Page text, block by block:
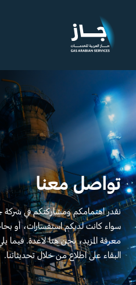
تواصل معنا
نقدر اهتمامكم ومشاركتكم في شركة
سواء كانت لديكم استفسارات، أو
معرفة المزيد، نحن هنا لاعدة. فيما
البقاء على اطلاع من خلال تحديثاتنا.